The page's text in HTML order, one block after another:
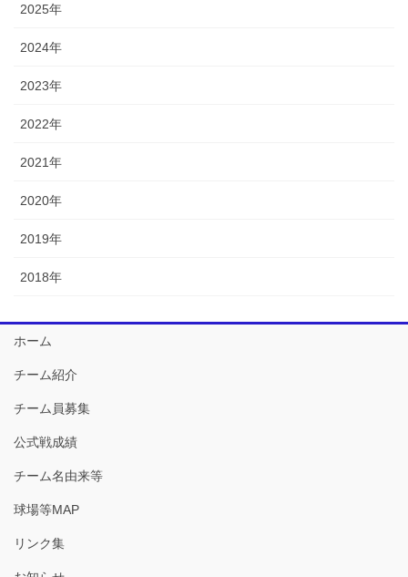
2025年
2024年
2023年
2022年
2021年
2020年
2019年
2018年
ホーム
チーム紹介
チーム員募集
公式戦成績
チーム名由来等
球場等MAP
リンク集